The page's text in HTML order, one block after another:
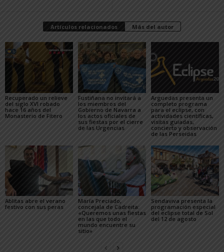
Artículos relacionados Más del autor
Recuperado un relieve
del siglo XVI robado
hace 16 años del
Monasterio de Fitero
Fustiñana no invitará a
los miembros del
Gobierno de Navarra a
los actos oficiales de
sus fiestas por el cierre
de las Urgencias
Arguedas presenta un
completo programa
para el eclipse, con
actividades científicas,
visitas guiadas,
concierto y observación
de las Perseidas
Ablitas abre el verano
festivo con sus peras
María Preciado,
concejala de Cadreita:
«Queremos unas fiestas
en las que todo el
mundo encuentre su
sitio»
Sendaviva presenta la
programación especial
del eclipse total de Sol
del 12 de agosto